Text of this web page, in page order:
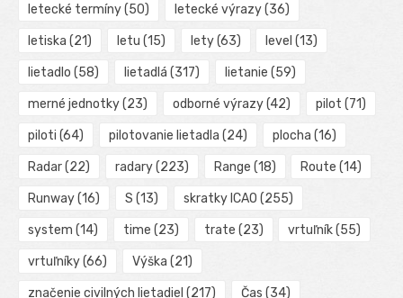
letecké termíny(50) letecké výrazy(36)
letiska (21) letu (15) lety(63) level (13)
lietadlo (58) lietadlá (317) lietanie (59)
merné jednotky(23) odborné výrazy(42) pilot (71)
piloti (64) pilotovanie lietadla (24) plocha (16)
Radar(22) radary(223) Range (18) Route (14)
Runway(16) S (13) skratky ICAO (255)
system (14) time (23) trate (23) vrtuľník(55)
vrtuľníky(66) Výška (21)
značenie civilných lietadiel (217) Čas (34)